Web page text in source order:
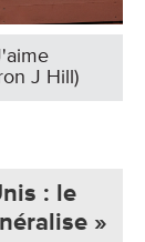
J Hill)
: le
»